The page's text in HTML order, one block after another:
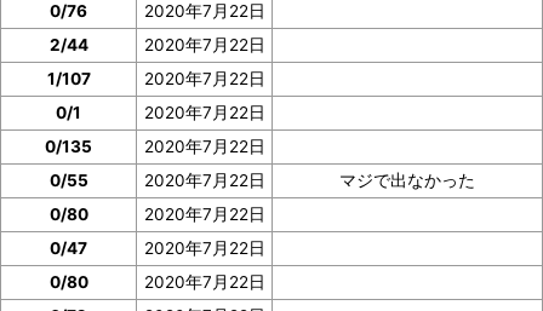
ナゾノクサの「見つけた数」は、ナゾノクサの図鑑ペー
ジで確認
できます。
イベント参加前に図鑑の「見つけた数」の部分のスクシ
ョを撮っておいたり、メモしておくと便利です。
ぜひご協力をお願いいたします。
0/76
2020年7月22日
2/44
2020年7月22日
1/107
2020年7月22日
0/1
2020年7月22日
0/135
2020年7月22日
0/55
2020年7月22日
マジで出なかった
0/80
2020年7月22日
0/47
2020年7月22日
0/80
2020年7月22日